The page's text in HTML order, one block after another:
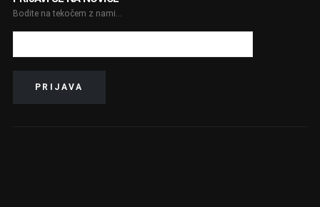
Bodite na tekočem z nami...